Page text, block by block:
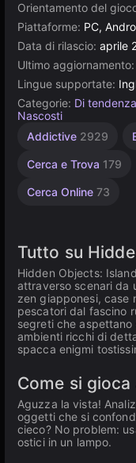
Orientamento del
Piattaforme: PC,
Data di rilascio: aprile
Ultimo aggiornamento:
Lingue supportate:
Categorie: Di tendenza
Nascosti
Addictive 2929
Cerca e Trova 179
Cerca Online 73
Tutto su
Hidden Objects:
attraverso scenari da
zen giapponesi, case
pescatori dal fascino
segreti che aspettano
ambienti ricchi di
spacca enigmi
Come si
Aguzza la vista!
oggetti che si
cieco? No problem:
ostici in un lampo.